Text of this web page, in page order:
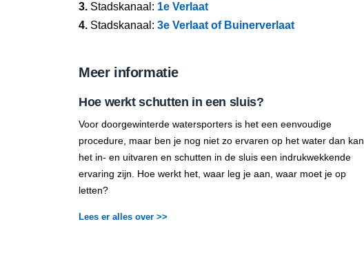
3. Stadskanaal: 1e Verlaat
4. Stadskanaal: 3e Verlaat of Buinerverlaat
Meer informatie
Hoe werkt schutten in een sluis?
Voor doorgewinterde watersporters is het een eenvoudige
procedure, maar ben je nog niet zo ervaren op het water dan kan
het in- en uitvaren en schutten in de sluis een indrukwekkende
ervaring zijn. Hoe werkt het, waar leg je aan, waar moet je op
letten?
Lees er alles over >>